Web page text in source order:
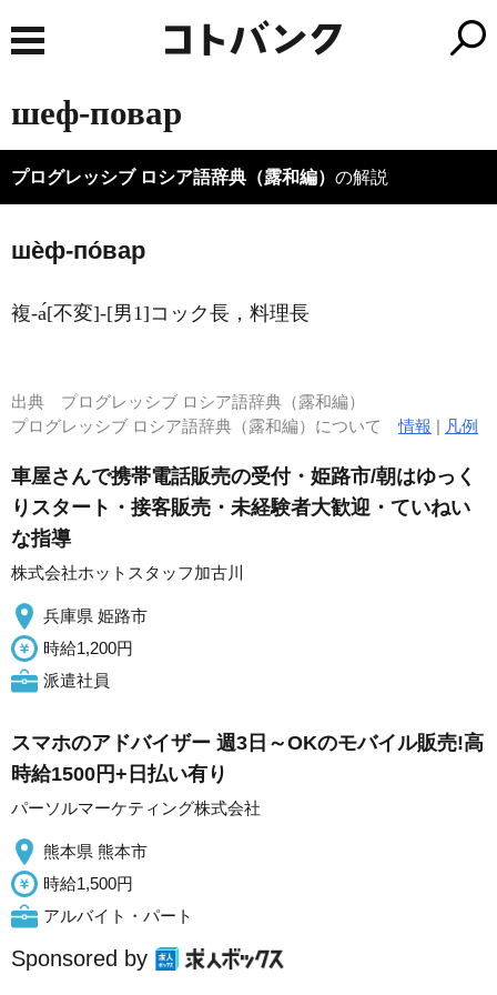
шеф-повар
プログレッシブ ロシア語辞典（露和編） の解説
шѐф-по́вар
複-а́[不変]-[男1]コック長，料理長
出典 プログレッシブ ロシア語辞典（露和編）
プログレッシブ ロシア語辞典（露和編）について情報 | 凡例
車屋さんで携帯電話販売の受付・姫路市/朝はゆっく
りスタート・接客販売・未経験者大歓迎・ていねい
な指導
株式会社ホットスタッフ加古川
兵庫県 姫路市
時給1,200円
派遣社員
スマホのアドバイザー 週3日～OKのモバイル販売!高
時給1500円+日払い有り
パーソルマーケティング株式会社
熊本県 熊本市
時給1,500円
アルバイト・パート
Sponsored by